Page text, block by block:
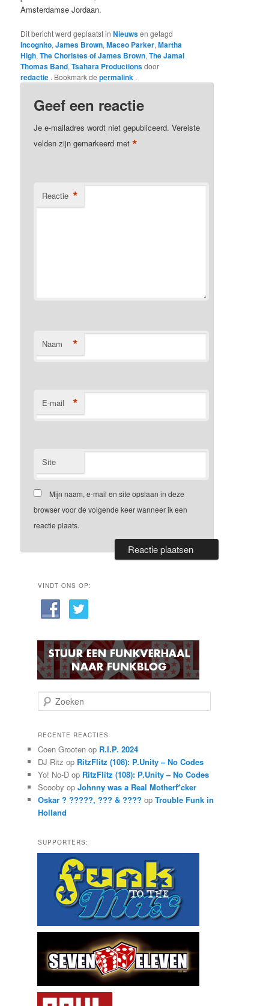
Amsterdamse Jordaan.
Dit bericht werd geplaatst inNieuwsen getagd
Incognito,James Brown,Maceo Parker,Martha
High,The Choristes of James Brown,The Jamal
Thomas Band,Tsahara Productionsdoor
redactie . Bookmark depermalink .
Geef een reactie
Je e-mailadres wordt niet gepubliceerd. Vereiste
velden zijn gemarkeerd met*
Reactie *
Naam *
E-mail *
Site
Mijn naam, e-mail en site opslaan in deze
browser voor de volgende keer wanneer ik een
reactie plaats.
VINDT ONS OP:
o
k
n
RECENTE REACTIES
Coen Grootenop R.I.P. 2024
DJ Ritz op RitzFlitz (108): P.Unity – No Codes
Yo! No-Dop RitzFlitz (108): P.Unity – No Codes
Scooby op Johnny was a Real Motherf*cker
Oskar ? ?????, ??? & ???? op Trouble Funk in
Holland
SUPPORTERS: